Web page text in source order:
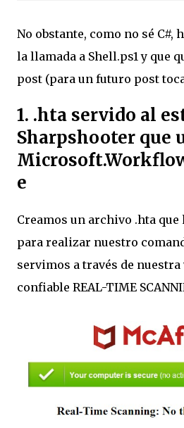
No obstante, como no sé C#,
la llamada a Shell.ps1 y que
post (para un futuro post
1. .hta servido al
Sharpshooter que
e
Creamos un archivo .hta que
para realizar nuestro
servimos a través de nuestra
confiable REAL-TIME